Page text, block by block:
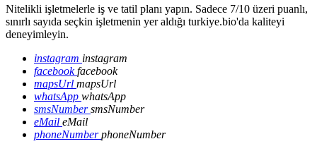
Nitelikli işletmelerle iş ve tatil planı yapın. Sadece 7/10 üzeri puanlı,
sınırlı sayıda seçkin işletmenin yer aldığı turkiye.bio'da kaliteyi
deneyimleyin.
instagram instagram
facebookfacebook
mapsUrl mapsUrl
whatsApp whatsApp
smsNumbersmsNumber
eMail eMail
phoneNumberphoneNumber